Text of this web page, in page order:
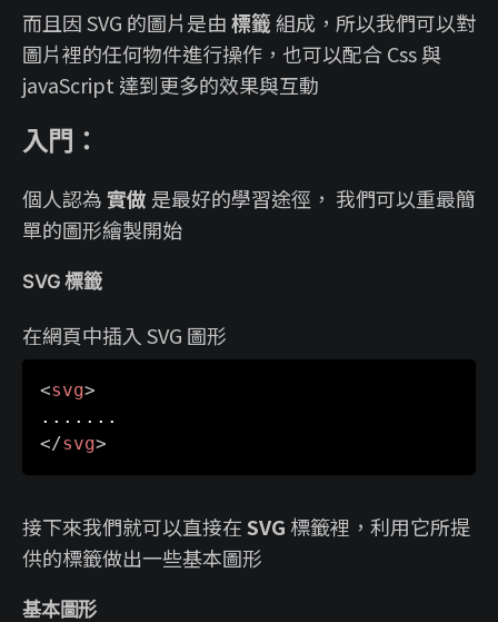
而且因 SVG 的圖片是由標籤組成，所以我們可以對
圖片裡的任何物件進行操作，也可以配合 Css 與
javaScript 達到更多的效果與互動
入門：
個人認為實做 是最好的學習途徑， 我們可以重最簡
單的圖形繪製開始
SVG 標籤
在網頁中插入 SVG 圖形
<svg>
</svg>
接下來我們就可以直接在SVG 標籤裡，利用它所提
供的標籤做出一些基本圖形
基本圖形